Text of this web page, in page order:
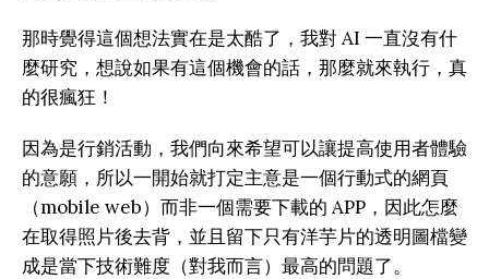
那時覺得這個想法實在是太酷了，我對 AI 一直沒有什
麼研究，想說如果有這個機會的話，那麼就來執行，真
的很瘋狂！
因為是行銷活動，我們向來希望可以讓提高使用者體驗
的意願，所以一開始就打定主意是一個行動式的網頁
（mobile web）而非一個需要下載的 APP，因此怎麼
在取得照片後去背，並且留下只有洋芋片的透明圖檔變
成是當下技術難度（對我而言）最高的問題了。